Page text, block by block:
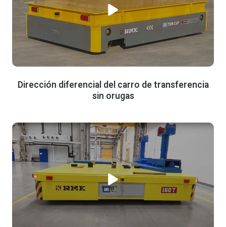
Dirección diferencial del carro de transferencia
sin orugas